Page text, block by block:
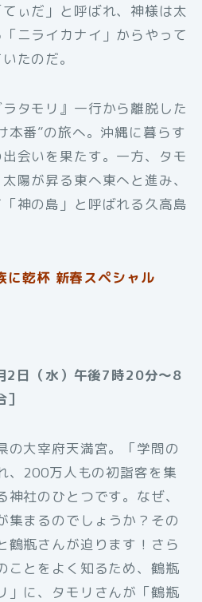
ぃだ」と呼ばれ、神様は太
ニライカナイ」からやって
たのだ。
タモリ』一行から離脱した
本番”の旅へ。沖縄に暮らす
会いを果たす。一方、タモ
陽が昇る東へ東へと進み、
神の島」と呼ばれる久高島
に乾杯 新春スペシャル
日（水）午後7時20分～8
の大宰府天満宮。「学問の
、200万人もの初詣客を集
社のひとつです。なぜ、
集まるのでしょうか？その
鶴瓶さんが迫ります！さら
ことをよく知るため、鶴瓶
」に、タモリさんが「鶴瓶